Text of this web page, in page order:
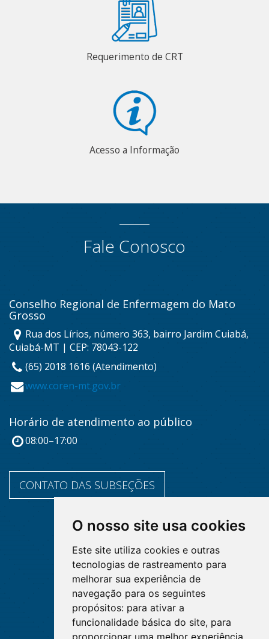
O nosso site usa cookies
Este site utiliza cookies e outras
tecnologias de rastreamento para
melhorar sua experiência de
navegação para os seguintes
propósitos: para ativar a
funcionalidade básica do site, para
proporcionar uma melhor experiência
Requerimento de CRT
Acesso a Informação
Fale Conosco
Conselho Regional de Enfermagem do Mato
Grosso
Rua dos Lírios, número 363, bairro Jardim Cuiabá,
Cuiabá-MT | CEP: 78043-122
(65) 2018 1616 (Atendimento)
www.coren-mt.gov.br
Horário de atendimento ao público
08:00–17:00
CONTATO DAS SUBSEÇÕES